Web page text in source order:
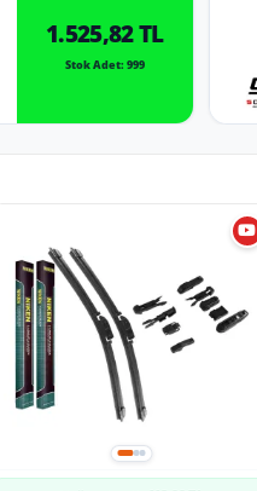
1.525,82 TL
Stok Adet: 999